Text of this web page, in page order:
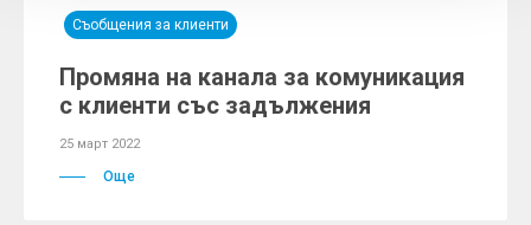
Съобщения за клиенти
Промяна на канала за комуникация
с клиенти със задължения
25 март 2022
Още